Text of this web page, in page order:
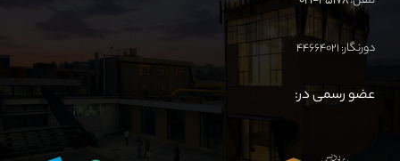
دورنگار: ۴۴۶۶۴۰۲۱
عضو رسمی در: